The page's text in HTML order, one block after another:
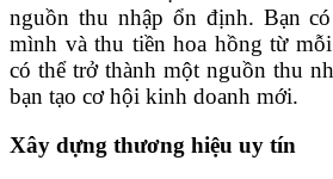
nguồn thu nhập ổn định. Bạn
mình và thu tiền hoa hồng từ
có thể trở thành một nguồn thu
bạn tạo cơ hội kinh doanh mới.
Xây dựng thương hiệu uy tín